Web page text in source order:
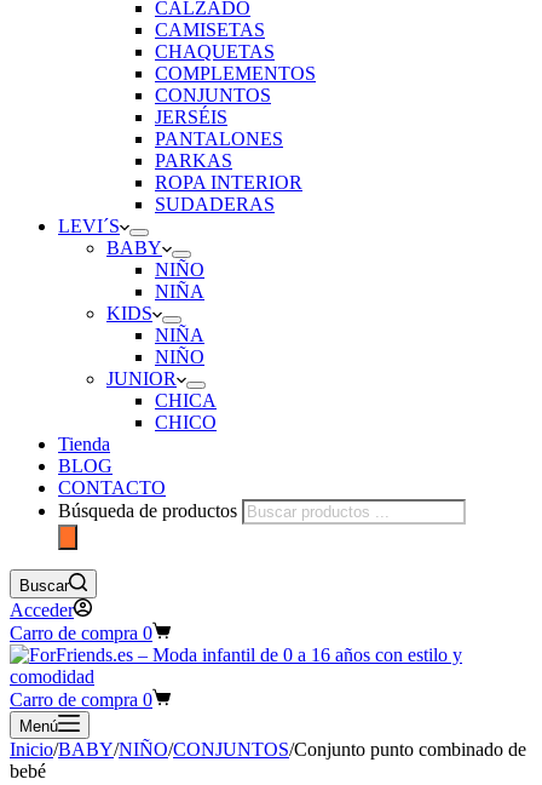
CALZADO
CAMISETAS
CHAQUETAS
COMPLEMENTOS
CONJUNTOS
JERSÉIS
PANTALONES
PARKAS
ROPA INTERIOR
SUDADERAS
LEVI´S
BABY
NIÑO
NIÑA
KIDS
NIÑA
NIÑO
JUNIOR
CHICA
CHICO
Tienda
BLOG
CONTACTO
Búsqueda de productos
Buscar
Acceder
Carro de compra 0
Carro de compra 0
Menú
Inicio/BABY/NIÑO/CONJUNTOS/Conjunto punto combinado de
bebé